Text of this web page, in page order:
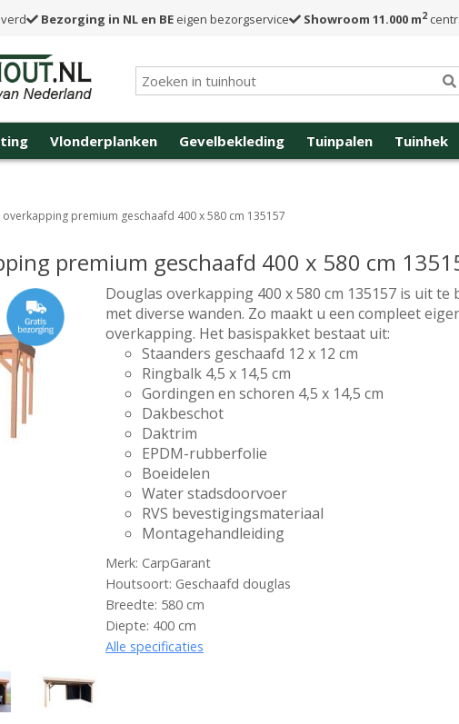
Bezorging in NL en BE eigen bezorgservice Showroom 11.000 m2
Vlonderplanken Gevelbekleding Tuinpalen Tuinhek
overkapping premium geschaafd 400 x 580 cm 135157
premium geschaafd 400 x 580 cm
Douglas overkapping 400 x 580 cm 135157 is uit te
met diverse wanden. Zo maakt u een compleet
overkapping. Het basispakket bestaat uit:
Staanders geschaafd 12 x 12 cm
Ringbalk 4,5 x 14,5 cm
Gordingen en schoren 4,5 x 14,5 cm
Dakbeschot
Daktrim
EPDM-rubberfolie
Boeidelen
Water stadsdoorvoer
RVS bevestigingsmateriaal
Montagehandleiding
Merk: CarpGarant
Houtsoort: Geschaafd douglas
Breedte: 580 cm
Diepte: 400 cm
Alle specificaties